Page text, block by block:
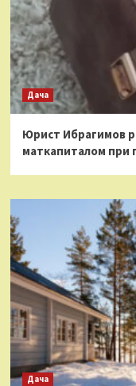
Дача
Юрист Ибрагимов
маткапиталом при
Дача